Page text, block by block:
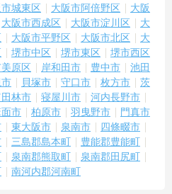
城東区 大阪市阿倍野区
大阪
大阪市西成区 大阪市淀川区
大
大阪市平野区 大阪市北区
大
堺市中区 堺市東区
堺市西区
原区 岸和田市 豊中市
池田
貝塚市 守口市 枚方市
茨
林市 寝屋川市
河内長野市
市 柏原市 羽曳野市
門真市
東大阪市 泉南市
四條畷市
三島郡島本町
豊能郡豊能町
泉南郡熊取町
泉南郡田尻町
南河内郡河南町